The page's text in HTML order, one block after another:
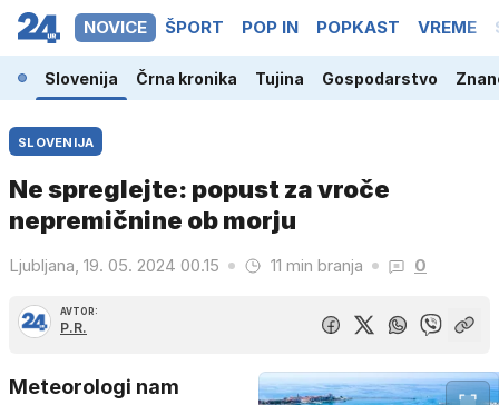
NOVICE ŠPORT POP IN POPKAST VREME
Slovenija Črna kronika Tujina Gospodarstvo
SLOVENIJA
Ne spreglejte: popust za vroče
nepremičnine ob morju
Ljubljana, 19. 05. 2024 00.15 11 min branja 0
AVTOR:
P.R.
Meteorologi nam